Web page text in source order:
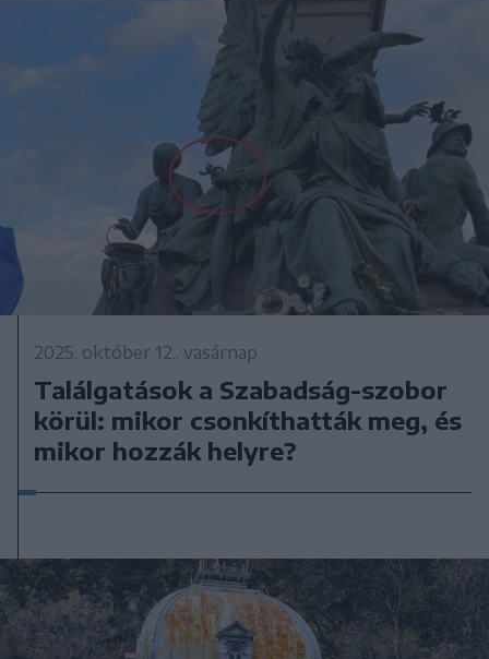
2025. október 12., vasárnap
Találgatások a Szabadság-szobor
körül: mikor csonkíthatták meg, és
mikor hozzák helyre?